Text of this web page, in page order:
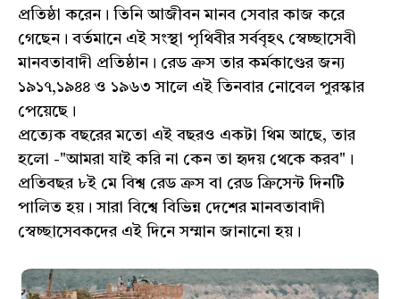
প্রতিষ্ঠা করেন। তিনি আজীবন মানব সেবার কাজ করে
গেছেন। বর্তমানে এই সংস্থা পৃথিবীর সর্ববৃহৎ স্বেচ্ছাসেবী
মানবতাবাদী প্রতিষ্ঠান। রেড ক্রস তার কর্মকাণ্ডের জন্য
১৯১৭,১৯৪৪ ও ১৯৬৩ সালে এই তিনবার নোবেল পুরস্কার
পেয়েছে।
প্রত্যেক বছরের মতো এই বছরও একটা থিম আছে, তার
হলো -"আমরা যাই করি না কেন তা হৃদয় থেকে করব"।
প্রতিবছর ৮ই মে বিশ্ব রেড ক্রস বা রেড ক্রিসেন্ট দিনটি
পালিত হয়। সারা বিশ্বে বিভিন্ন দেশের মানবতাবাদী
স্বেচ্ছাসেবকদের এই দিনে সম্মান জানানো হয়।